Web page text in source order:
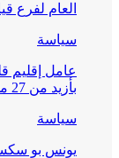
العام لفرع
سياسة
عامل إقليم
بأزيد من 27 مليون درهم احتفاءً…
سياسة
يونس بو